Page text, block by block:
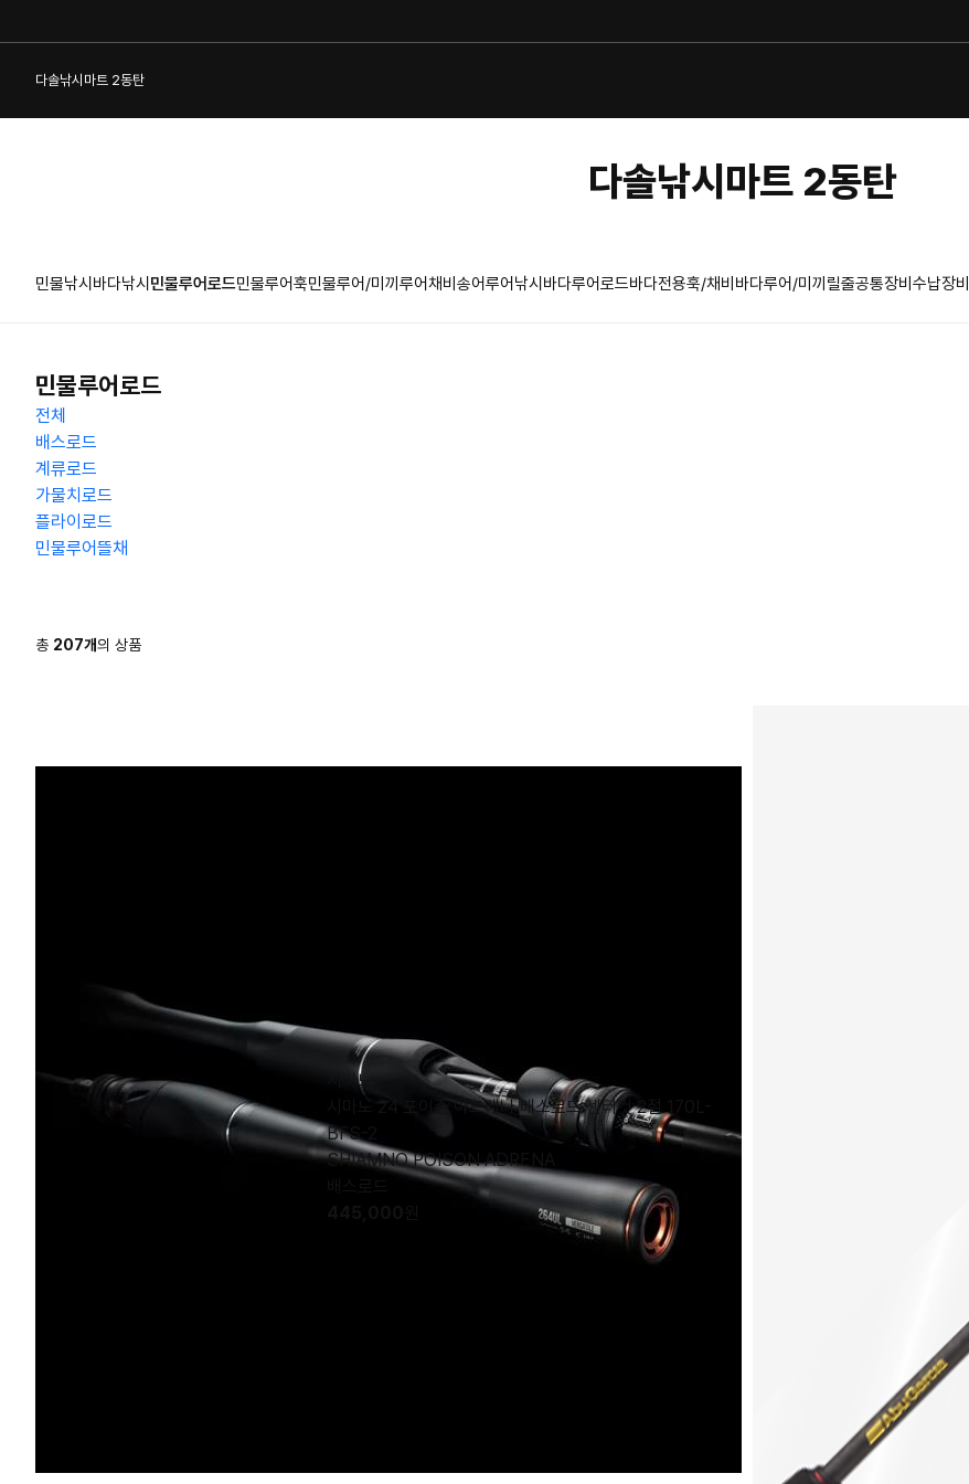
다솔낚시마트 2동탄
다솔낚시마트 2동탄
민물낚시 바다낚시 민물루어로드민물루어훅민물루어/미끼 루어채비 송어루어낚시 바다루어로드바다전용훅/채비 바다루어/미끼 릴줄공통장비 수납장비
민물루어로드
전체
배스로드
계류로드
가물치로드
플라이로드
민물루어뜰채
총 207개의 상품
시마노
시마노 24 포이즌 아드레나 배스로드 센터컷 2절 170L-
BFS-2
SHIAMNO POISON ADRENA